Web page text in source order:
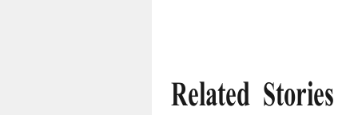
Related Stories